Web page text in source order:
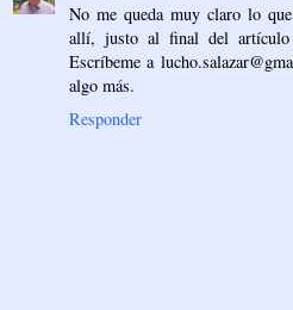
No me queda muy claro lo
allí, justo al final del artículo
Escríbeme a
algo más.
Responder